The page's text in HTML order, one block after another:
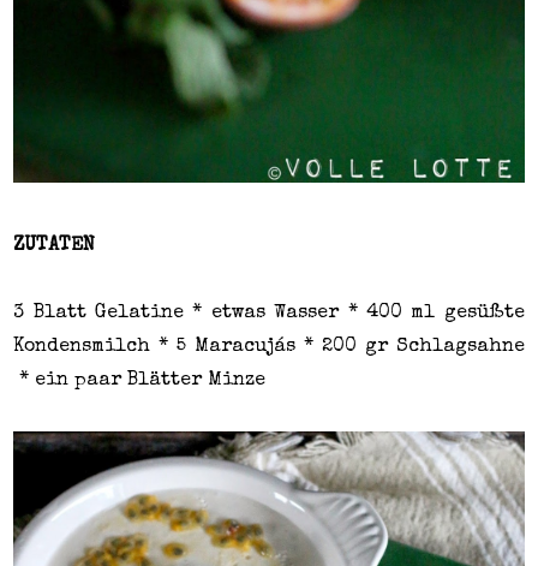
ZUTATEN
3 Blatt Gelatine * etwas Wasser * 400 ml gesüßte
Kondensmilch * 5 Maracujás * 200 gr Schlagsahne
* ein paar Blätter Minze